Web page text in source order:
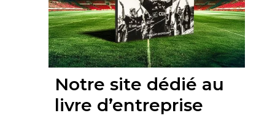
Notre site dédié au
livre d’entreprise